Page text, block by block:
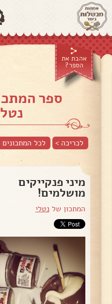
אהבת את
הספר?
ספר
לכריכה > לכל המתכונים
מיני פנקייקים
מושלמים!
המתכון שלנטלי